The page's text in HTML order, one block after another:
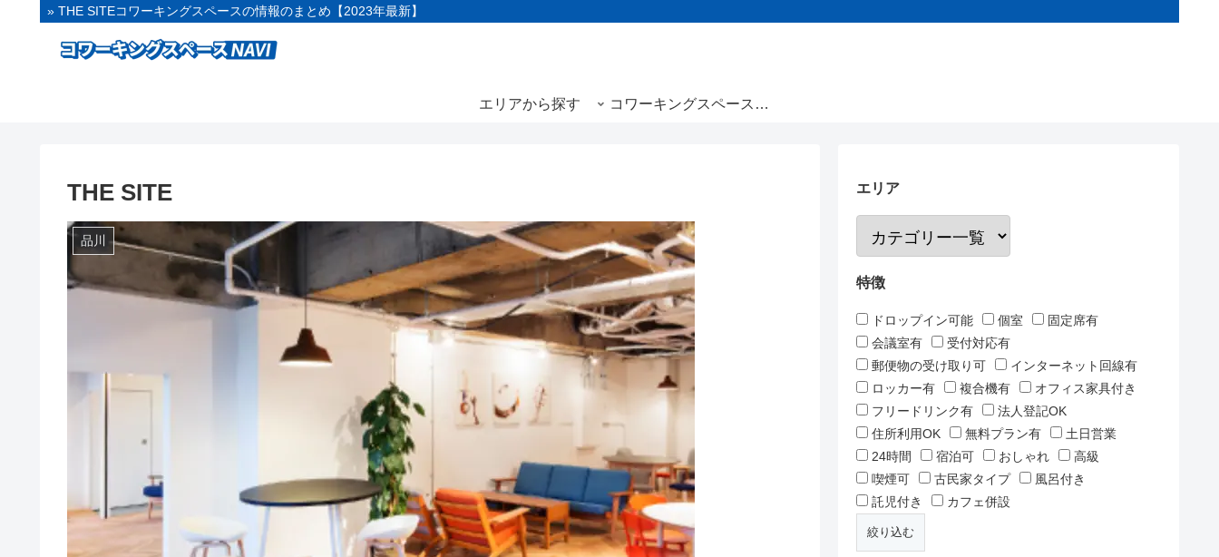
» THE SITEコワーキングスペースの情報のまとめ【2023年最新】
エリアから探す コワーキングスペースと
THE SITE
品川
エリア
特徴
ドロップイン可能 個室
固定席有
会議室有
受付対応有
郵便物の受け取り可
インターネット回線有
ロッカー有
複合機有
オフィス家具付き
フリードリンク有
法人登記OK
住所利用OK
無料プラン有
土日営業
24時間
宿泊可 おしゃれ
高級
喫煙可
古民家タイプ
風呂付き
託児付き
カフェ併設